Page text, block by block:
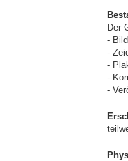
Der
-
-
-
-
-